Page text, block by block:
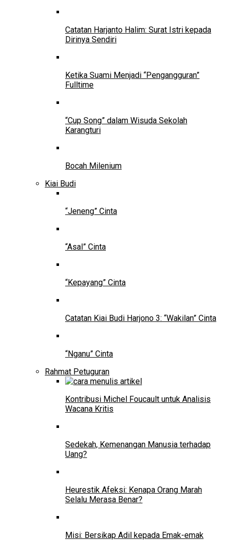
Catatan Harjanto Halim: Surat Istri kepada
Dirinya Sendiri
Ketika Suami Menjadi “Pengangguran”
Fulltime
“Cup Song” dalam Wisuda Sekolah
Karangturi
Bocah Milenium
Kiai Budi
“Jeneng” Cinta
“Asal” Cinta
“Kepayang” Cinta
Catatan Kiai Budi Harjono 3: “Wakilan” Cinta
“Nganu” Cinta
Rahmat Petuguran
Kontribusi Michel Foucault untuk Analisis
Wacana Kritis
Sedekah, Kemenangan Manusia terhadap
Uang?
Heurestik Afeksi: Kenapa Orang Marah
Selalu Merasa Benar?
Misi: Bersikap Adil kepada Emak-emak